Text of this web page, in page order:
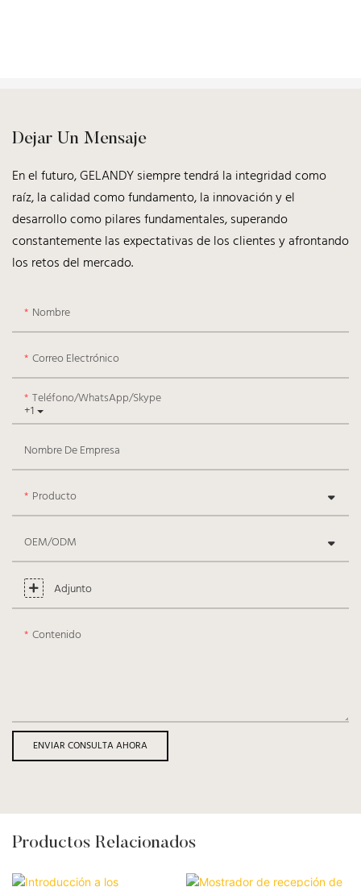
Dejar Un Mensaje
En el futuro, GELANDY siempre tendrá la integridad como
raíz, la calidad como fundamento, la innovación y el
desarrollo como pilares fundamentales, superando
constantemente las expectativas de los clientes y afrontando
los retos del mercado.
Nombre
Correo Electrónico
+1
Teléfono/WhatsApp/Skype
Nombre De Empresa
Producto
OEM/ODM
Adjunto
Contenido
ENVIAR CONSULTA AHORA
Productos Relacionados